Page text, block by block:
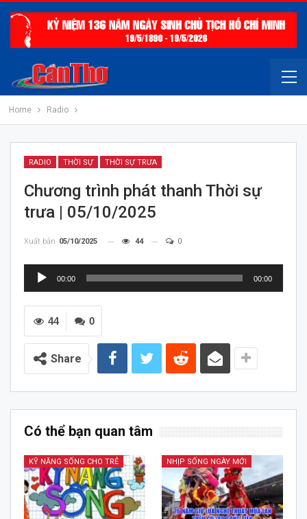
Home Radio
RADIO THỜI SỰ THỜI SỰ TRƯA
Chương trình phát thanh Thời sự
trưa | 05/10/2025
Xuất bản 05/10/2025 44 0
Trình
Audio
00:00 00:00
0
44
Share
Có thể bạn quan tâm
KỸ NĂNG SỐNG CHO TRẺ NHỊP SỐNG NGÀY MỚI